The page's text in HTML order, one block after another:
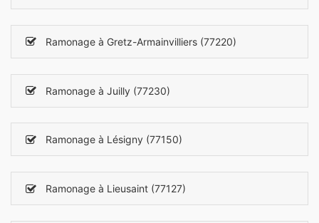
Ramonage à Gretz-Armainvilliers (77220)
Ramonage à Juilly (77230)
Ramonage à Lésigny (77150)
Ramonage à Lieusaint (77127)